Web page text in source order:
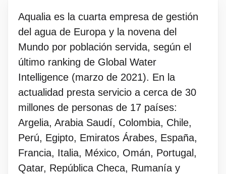
Aqualia es la cuarta empresa de gestión
del agua de Europa y la novena del
Mundo por población servida, según el
último ranking de Global Water
Intelligence (marzo de 2021). En la
actualidad presta servicio a cerca de 30
millones de personas de 17 países:
Argelia, Arabia Saudí, Colombia, Chile,
Perú, Egipto, Emiratos Árabes, España,
Francia, Italia, México, Omán, Portugal,
Qatar, República Checa, Rumanía y